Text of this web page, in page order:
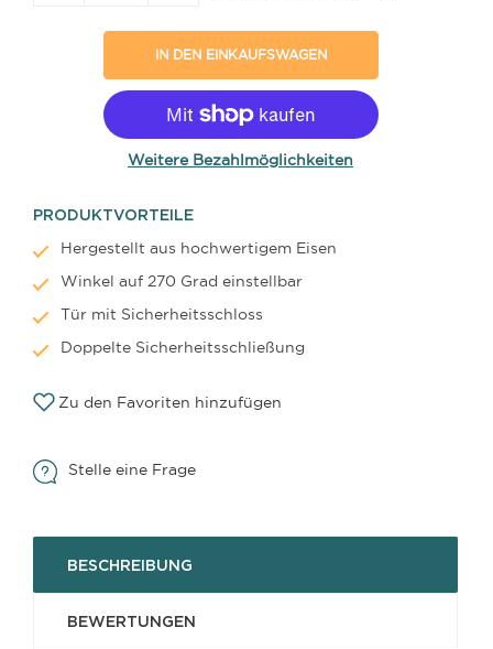
IN DEN EINKAUFSWAGEN
Weitere Bezahlmöglichkeiten
PRODUKTVORTEILE
Hergestellt aus hochwertigem Eisen
Winkel auf 270 Grad einstellbar
Tür mit Sicherheitsschloss
Doppelte Sicherheitsschließung
Zu den Favoriten hinzufügen
Stelle eine Frage
BESCHREIBUNG
BEWERTUNGEN